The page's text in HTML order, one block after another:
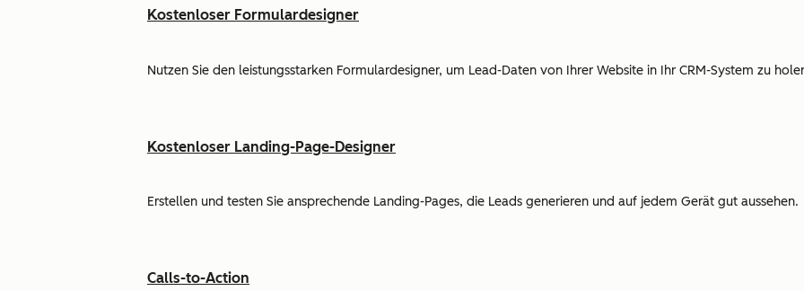
Kostenloser Formulardesigner
Nutzen Sie den leistungsstarken Formulardesigner, um Lead-Daten von Ihrer Website in Ihr CRM-System zu
Kostenloser Landing-Page-Designer
Erstellen und testen Sie ansprechende Landing-Pages, die Leads generieren und auf jedem Gerät gut aussehen.
Calls-to-Action